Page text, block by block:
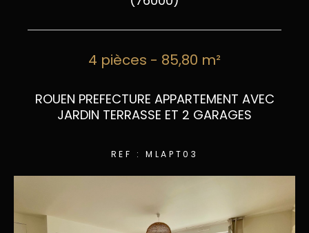
4 pièces - 85,80 m²
ROUEN PREFECTURE APPARTEMENT AVEC
JARDIN TERRASSE ET 2 GARAGES
REF : MLAPT03